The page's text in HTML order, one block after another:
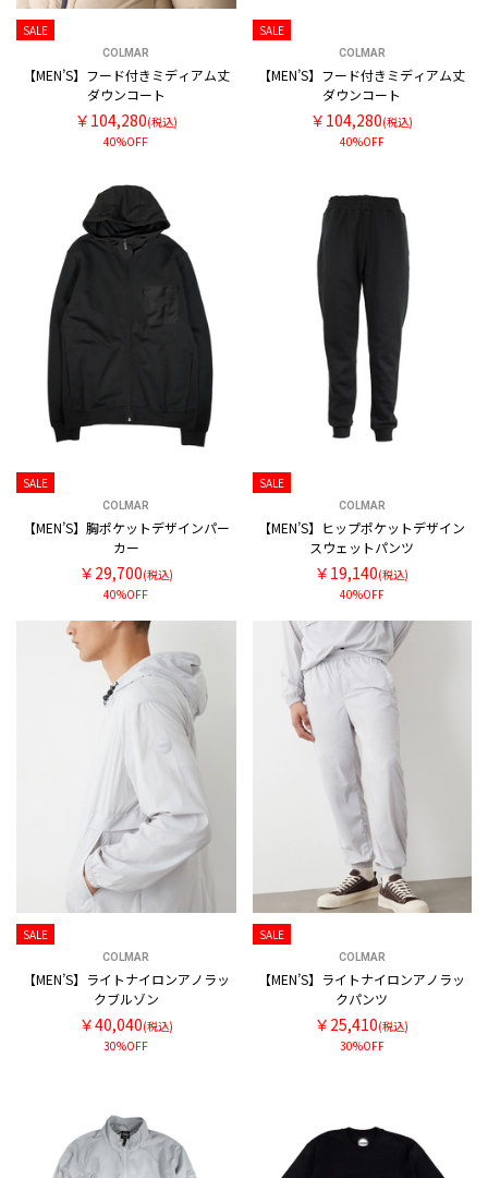
SALE
COLMAR
【MEN’S】フード付きミディアム丈
ダウンコート
￥104,280(税込)
40%OFF
SALE
COLMAR
【MEN’S】フード付きミディアム丈
ダウンコート
￥104,280(税込)
40%OFF
SALE
COLMAR
【MEN’S】胸ポケットデザインパー
カー
￥29,700(税込)
40%OFF
SALE
COLMAR
【MEN’S】ヒップポケットデザイン
スウェットパンツ
￥19,140(税込)
40%OFF
SALE
COLMAR
【MEN’S】ライトナイロンアノラッ
クブルゾン
￥40,040(税込)
30%OFF
SALE
COLMAR
【MEN’S】ライトナイロンアノラッ
クパンツ
￥25,410(税込)
30%OFF